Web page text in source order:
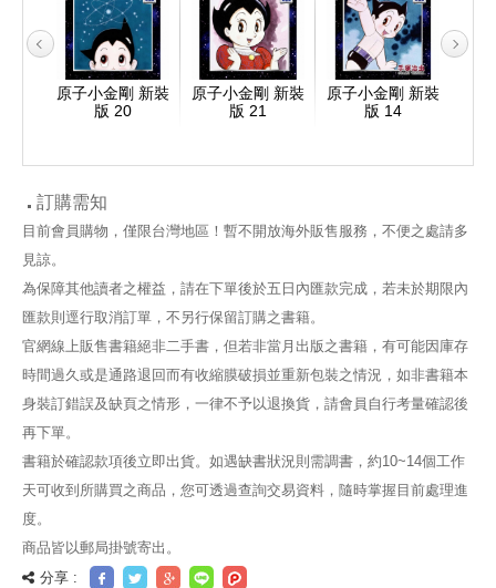
原子小金剛 新裝
版 20
原子小金剛 新裝
版 21
原子小金剛 新裝
版 14
訂購需知
目前會員購物，僅限台灣地區！暫不開放海外販售服務，不便之處請多
見諒。
為保障其他讀者之權益，請在下單後於五日內匯款完成，若未於期限內
匯款則逕行取消訂單，不另行保留訂購之書籍。
官網線上販售書籍絕非二手書，但若非當月出版之書籍，有可能因庫存
時間過久或是通路退回而有收縮膜破損並重新包裝之情況，如非書籍本
身裝訂錯誤及缺頁之情形，一律不予以退換貨，請會員自行考量確認後
再下單。
書籍於確認款項後立即出貨。如遇缺書狀況則需調書，約10~14個工作
天可收到所購買之商品，您可透過查詢交易資料，隨時掌握目前處理進
度。
商品皆以郵局掛號寄出。
分享 :